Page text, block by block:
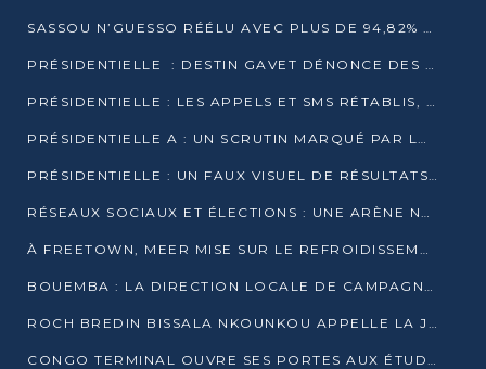
SASSOU N’GUESSO RÉÉLU AVEC PLUS DE 94,82% DES VOIX
PRÉSIDENTIELLE : DESTIN GAVET DÉNONCE DES IRRÉGULARITÉS ET REVENDIQUE LA VICTOIRE
PRÉSIDENTIELLE : LES APPELS ET SMS RÉTABLIS, INTERNET RESTE BLOQUÉ
PRÉSIDENTIELLE A : UN SCRUTIN MARQUÉ PAR LA COUPURE D’INTERNET ET UNE AFFLUENCE TIMIDE À BRAZZAVILLE
PRÉSIDENTIELLE : UN FAUX VISUEL DE RÉSULTATS CIRCULE
RÉSEAUX SOCIAUX ET ÉLECTIONS : UNE ARÈNE NUMÉRIQUE EN PLEINE MUTATION AU CONGO
À FREETOWN, MEER MISE SUR LE REFROIDISSEMENT PASSIF FACE À LA CHALEUR EXTRÊME
BOUEMBA : LA DIRECTION LOCALE DE CAMPAGNE DE DENIS SASSOU N’GUESSO MULTIPLIE LES ACTIVITÉS DE MOBILISATION
ROCH BREDIN BISSALA NKOUNKOU APPELLE LA JEUNESSE DE GOMA TSÉ-TSÉ À UN VOTE MASSIF POUR DENIS SASSOU NGUESSO
CONGO TERMINAL OUVRE SES PORTES AUX ÉTUDIANTS EN TRANSPORT ET LOGISTIQUE